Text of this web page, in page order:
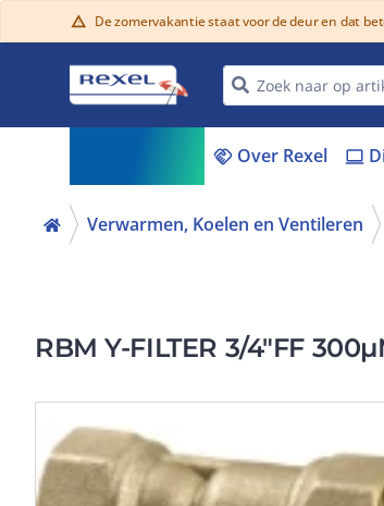
warning De zomervakantie staat voor de deur en dat
handshake Over Rexel laptop
Verwarmen, Koelen en Ventileren
RBM Y-FILTER 3/4"FF